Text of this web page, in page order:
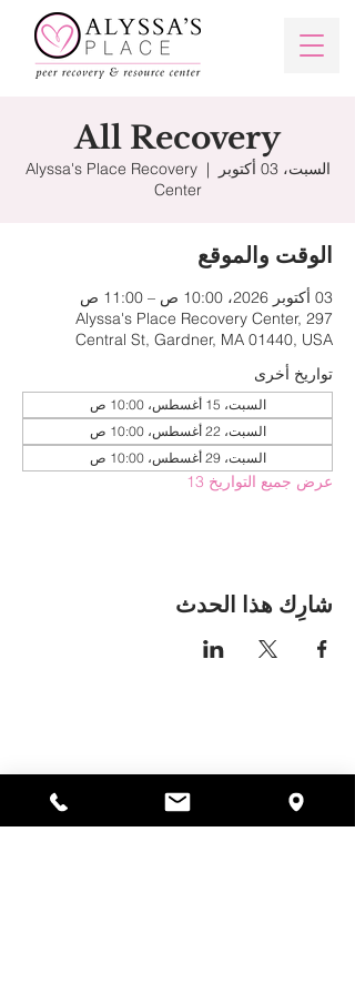
All Recovery
السبت، 03 أكتوبر
  |
Alyssa's Place Recovery
Center
الوقت والموقع
03 أكتوبر 2026، 10:00 ص – 11:00 ص
Alyssa's Place Recovery Center, 297
Central St, Gardner, MA 01440, USA
تواريخ أخرى
السبت، 15 أغسطس، 10:00 ص
السبت، 22 أغسطس، 10:00 ص
السبت، 29 أغسطس، 10:00 ص
عرض جميع التواريخ 13
شارِك هذا الحدث
297 شارع سنترال جاردنر،
ماساتشوستس 01440
978-364-0920